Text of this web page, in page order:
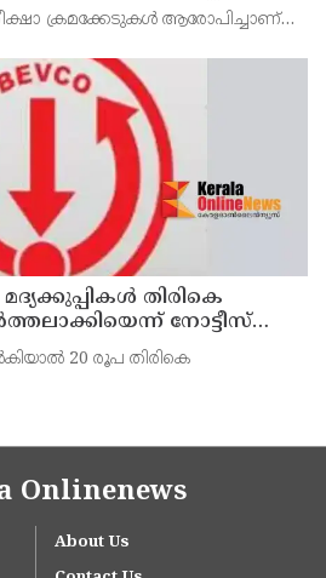
ക്രമക്കേടുകള്‍ ആരോപിച്ചാണ്
തിരികെ
നോട്ടീസ്
20 രൂപ തിരികെ
Onlinenews
About Us